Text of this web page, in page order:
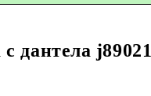
с дантела j89021